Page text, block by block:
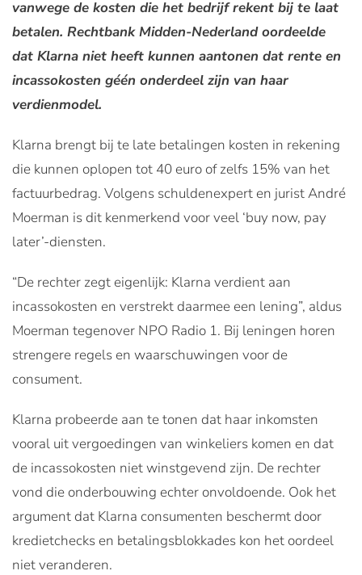
vanwege de kosten die het bedrijf rekent bij te laat
betalen. Rechtbank Midden-Nederland oordeelde
dat Klarna niet heeft kunnen aantonen dat rente en
incassokosten géén onderdeel zijn van haar
verdienmodel.
Klarna brengt bij te late betalingen kosten in rekening
die kunnen oplopen tot 40 euro of zelfs 15% van het
factuurbedrag. Volgens schuldenexpert en jurist André
Moerman is dit kenmerkend voor veel ‘buy now, pay
later’-diensten.
“De rechter zegt eigenlijk: Klarna verdient aan
incassokosten en verstrekt daarmee een lening”, aldus
Moerman tegenover NPO Radio 1. Bij leningen horen
strengere regels en waarschuwingen voor de
consument.
Klarna probeerde aan te tonen dat haar inkomsten
vooral uit vergoedingen van winkeliers komen en dat
de incassokosten niet winstgevend zijn. De rechter
vond die onderbouwing echter onvoldoende. Ook het
argument dat Klarna consumenten beschermt door
kredietchecks en betalingsblokkades kon het oordeel
niet veranderen.